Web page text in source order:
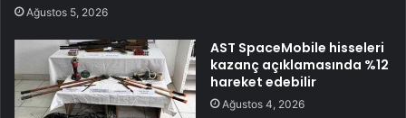
Ağustos 5, 2026
AST SpaceMobile hisseleri
kazanç açıklamasında %12
hareket edebilir
Ağustos 4, 2026